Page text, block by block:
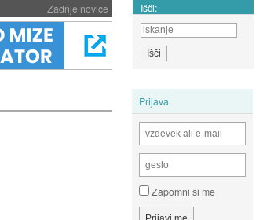
Zadnje novice Išči:
Prijava
Zapomni si me